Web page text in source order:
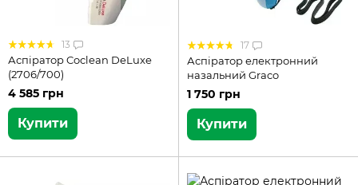
13
Аспіратор Coclean DeLuxe
(2706/700)
4 585 грн
Купити
17
Аспіратор електронний
назальний Graco
1 750 грн
Купити